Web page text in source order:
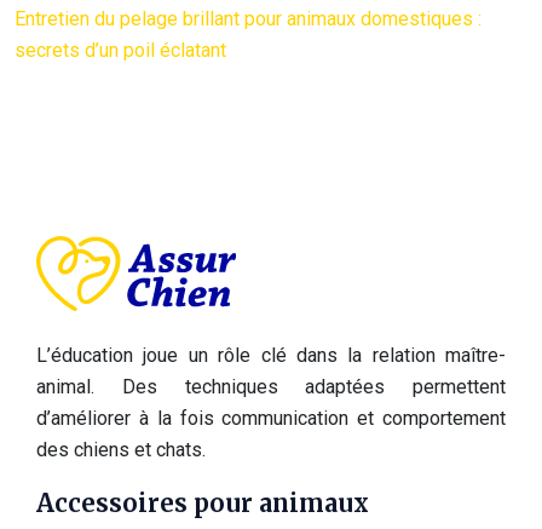
Entretien du pelage brillant pour animaux domestiques :
secrets d’un poil éclatant
L’éducation joue un rôle clé dans la relation maître-
animal. Des techniques adaptées permettent
d’améliorer à la fois communication et comportement
des chiens et chats.
Accessoires pour animaux